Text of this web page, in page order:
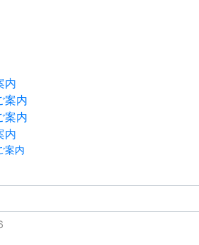
内
案内
案内
内
案内